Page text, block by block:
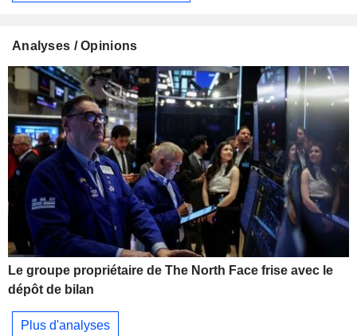
Analyses / Opinions
Le groupe propriétaire de The North Face frise avec le
dépôt de bilan
Plus d'analyses